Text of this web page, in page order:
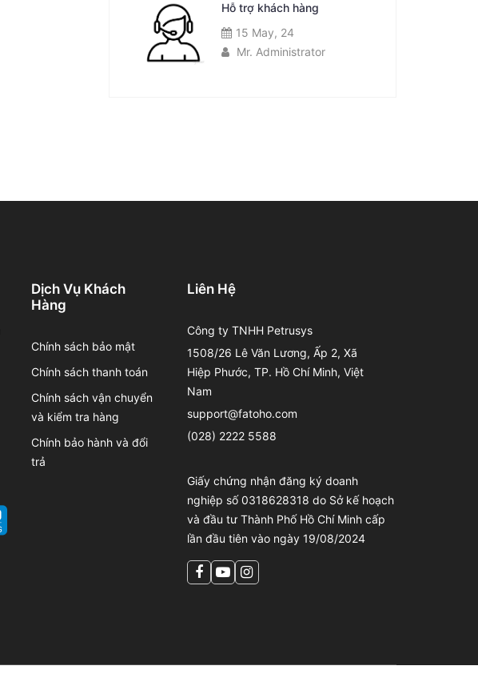
Hỗ trợ khách hàng
15 May, 24
Mr. Administrator
Dịch Vụ Khách
Hàng
Chính sách bảo mật
Chính sách thanh toán
Chính sách vận chuyển
và kiểm tra hàng
Chính bảo hành và đổi
trả
Liên Hệ
Công ty TNHH Petrusys
1508/26 Lê Văn Lương, Ấp 2, Xã
Hiệp Phước, TP. Hồ Chí Minh, Việt
Nam
support@fatoho.com
(028) 2222 5588
Giấy chứng nhận đăng ký doanh
nghiệp số 0318628318 do Sở kế hoạch
và đầu tư Thành Phố Hồ Chí Minh cấp
lần đầu tiên vào ngày 19/08/2024